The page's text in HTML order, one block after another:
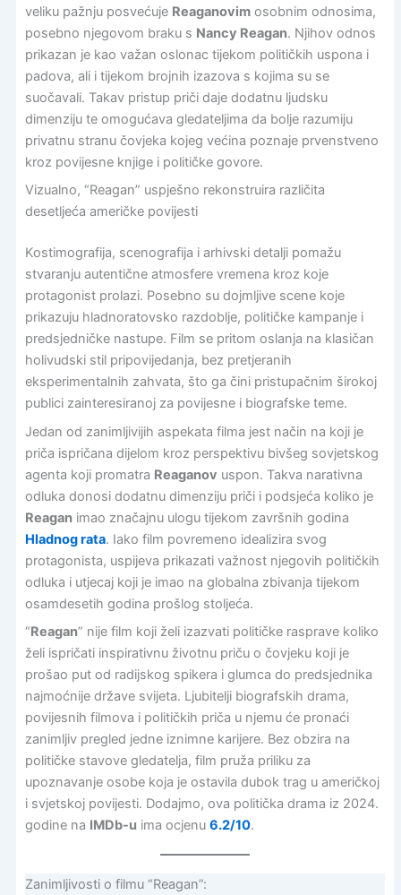
veliku pažnju posvećuje Reaganovimosobnim odnosima,
posebno njegovom braku s Nancy Reagan. Njihov odnos
prikazan je kao važan oslonac tijekom političkih uspona i
padova, ali i tijekom brojnih izazova s kojima su se
suočavali. Takav pristup priči daje dodatnu ljudsku
dimenziju te omogućava gledateljima da bolje razumiju
privatnu stranu čovjeka kojeg većina poznaje prvenstveno
kroz povijesne knjige i političke govore.
Vizualno, “Reagan” uspješno rekonstruira različita
desetljeća američke povijesti
Kostimografija, scenografija i arhivski detalji pomažu
stvaranju autentične atmosfere vremena kroz koje
protagonist prolazi. Posebno su dojmljive scene koje
prikazuju hladnoratovsko razdoblje, političke kampanje i
predsjedničke nastupe. Film se pritom oslanja na klasičan
holivudski stil pripovijedanja, bez pretjeranih
eksperimentalnih zahvata, što ga čini pristupačnim širokoj
publici zainteresiranoj za povijesne i biografske teme.
Jedan od zanimljivijih aspekata filma jest način na koji je
priča ispričana dijelom kroz perspektivu bivšeg sovjetskog
agenta koji promatra Reaganov uspon. Takva narativna
odluka donosi dodatnu dimenziju priči i podsjeća koliko je
Reaganimao značajnu ulogu tijekom završnih godina
Hladnog rata. Iako film povremeno idealizira svog
protagonista, uspijeva prikazati važnost njegovih političkih
odluka i utjecaj koji je imao na globalna zbivanja tijekom
osamdesetih godina prošlog stoljeća.
“Reagan” nije film koji želi izazvati političke rasprave koliko
želi ispričati inspirativnu životnu priču o čovjeku koji je
prošao put od radijskog spikera i glumca do predsjednika
najmoćnije države svijeta. Ljubitelji biografskih drama,
povijesnih filmova i političkih priča u njemu će pronaći
zanimljiv pregled jedne iznimne karijere. Bez obzira na
političke stavove gledatelja, film pruža priliku za
upoznavanje osobe koja je ostavila dubok trag u američkoj
i svjetskoj povijesti. Dodajmo, ova politička drama iz 2024.
godine na IMDb-u ima ocjenu 6.2/10.
Zanimljivosti o filmu “Reagan”: